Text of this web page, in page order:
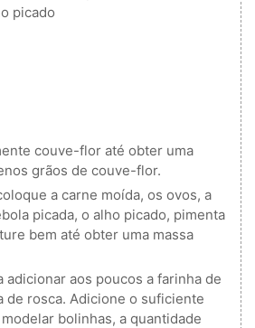
picado
couve-flor até obter uma
grãos de couve-flor.
a carne moída, os ovos, a
picada, o alho picado, pimenta
bem até obter uma massa
adicionar aos poucos a farinha de
de rosca. Adicione o suficiente
bolinhas, a quantidade